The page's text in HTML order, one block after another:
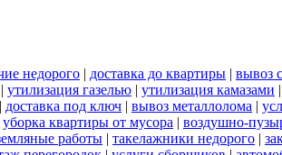
недорого | доставка до квартиры | вывоз
| утилизация газелью | утилизация камазами |
| доставка под ключ | вывоз металлолома |
уборка квартиры от мусора | воздушно-
работы | такелажники недорого |